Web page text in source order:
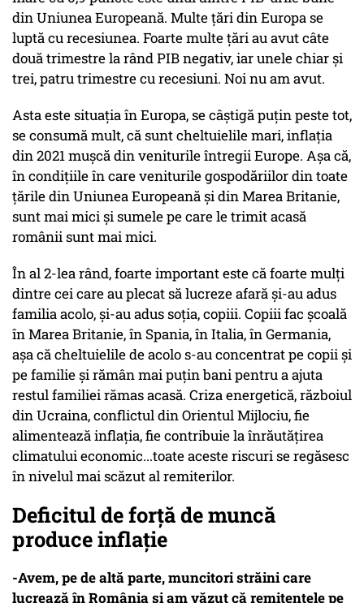
din Uniunea Europeană. Multe țări din Europa se
luptă cu recesiunea. Foarte multe țări au avut câte
două trimestre la rând PIB negativ, iar unele chiar și
trei, patru trimestre cu recesiuni. Noi nu am avut.
Asta este situația în Europa, se câștigă puțin peste tot,
se consumă mult, că sunt cheltuielile mari, inflația
din 2021 mușcă din veniturile întregii Europe. Așa că,
în condițiile în care veniturile gospodăriilor din toate
țările din Uniunea Europeană și din Marea Britanie,
sunt mai mici și sumele pe care le trimit acasă
românii sunt mai mici.
În al 2-lea rând, foarte important este că foarte mulți
dintre cei care au plecat să lucreze afară și-au adus
familia acolo, și-au adus soția, copiii. Copiii fac școală
în Marea Britanie, în Spania, în Italia, în Germania,
așa că cheltuielile de acolo s-au concentrat pe copii și
pe familie și rămân mai puțin bani pentru a ajuta
restul familiei rămas acasă. Criza energetică, războiul
din Ucraina, conflictul din Orientul Mijlociu, fie
alimentează inflația, fie contribuie la înrăutățirea
climatului economic...toate aceste riscuri se regăsesc
în nivelul mai scăzut al remiterilor.
Deficitul de forță de muncă
produce inflație
-Avem, pe de altă parte, muncitori străini care
lucrează în România și am văzut că remitențele pe